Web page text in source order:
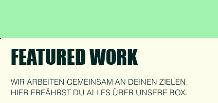
FEATURED WORK
WIR ARBEITEN GEMEINSAM AN DEINEN ZIELEN.
HIER ERFÄHRST DU ALLES ÜBER UNSERE BOX.